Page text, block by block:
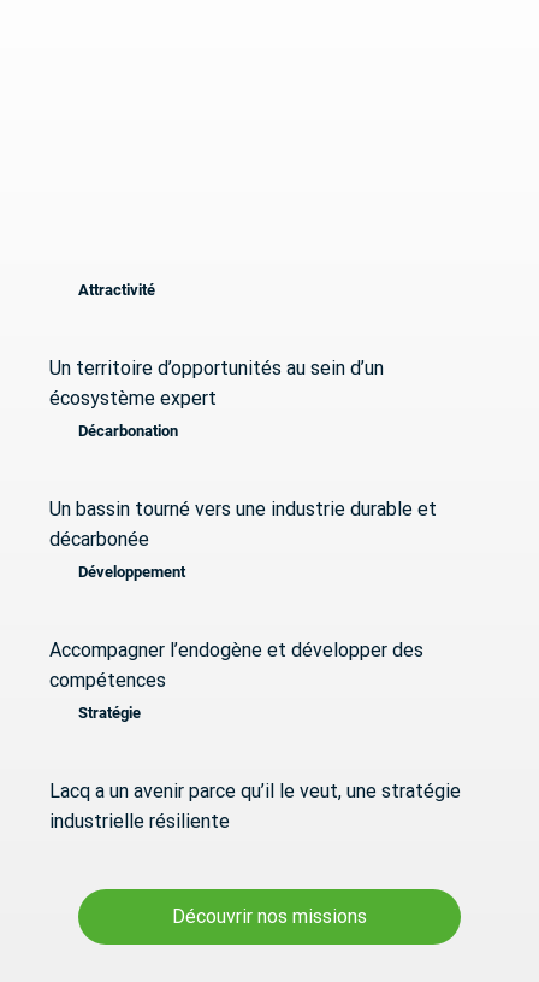
Attractivité
Un territoire d’opportunités au sein d’un
écosystème expert
Décarbonation
Un bassin tourné vers une industrie durable et
décarbonée
Développement
Accompagner l’endogène et développer des
compétences
Stratégie
Lacq a un avenir parce qu’il le veut, une stratégie
industrielle résiliente
Découvrir nos missions